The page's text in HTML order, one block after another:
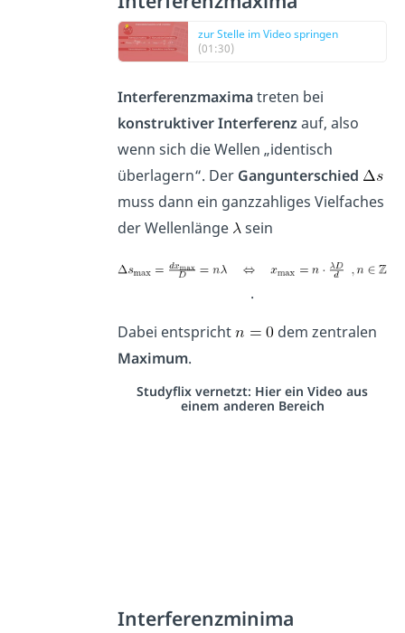
zur Stelle im Video springen
(01:30)
Interferenzmaximatreten bei
konstruktiver Interferenzauf, also
wenn sich die Wellen „identisch
überlagern“. Der Gangunterschied
muss dann ein ganzzahliges Vielfaches
der Wellenlänge
sein
.
Dabei entspricht
dem zentralen
Maximum.
Studyflix vernetzt: Hier ein Video aus
einem anderen Bereich
Interferenzminima